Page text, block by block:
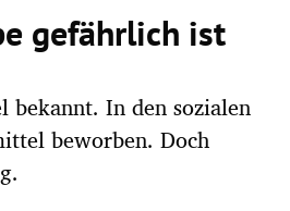
gefährlich ist
bekannt. In den sozialen
beworben. Doch